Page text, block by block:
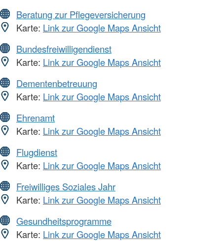
Beratung zur Pflegeversicherung
Karte: Link zur Google Maps Ansicht
Bundesfreiwilligendienst
Karte: Link zur Google Maps Ansicht
Dementenbetreuung
Karte: Link zur Google Maps Ansicht
Ehrenamt
Karte: Link zur Google Maps Ansicht
Flugdienst
Karte: Link zur Google Maps Ansicht
Freiwilliges Soziales Jahr
Karte: Link zur Google Maps Ansicht
Gesundheitsprogramme
Karte: Link zur Google Maps Ansicht